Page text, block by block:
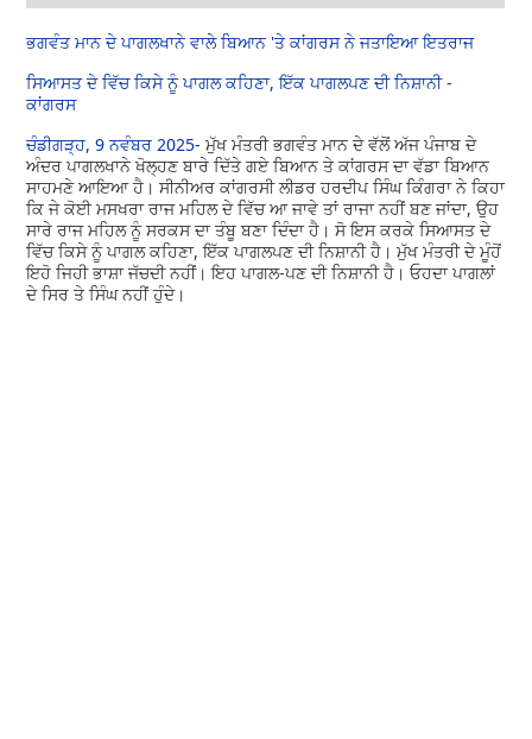
ਭਗਵੰਤ ਮਾਨ ਦੇ ਪਾਗਲਖਾਨੇ ਵਾਲੇ ਬਿਆਨ 'ਤੇ ਕਾਂਗਰਸ ਨੇ ਜਤਾਇਆ ਇਤਰਾਜ
ਸਿਆਸਤ ਦੇ ਵਿੱਚ ਕਿਸੇ ਨੂੰ ਪਾਗਲ ਕਹਿਣਾ, ਇੱਕ ਪਾਗਲਪਣ ਦੀ ਨਿਸ਼ਾਨੀ -
ਕਾਂਗਰਸ
ਚੰਡੀਗੜ੍ਹ, 9 ਨਵੰਬਰ 2025-ਮੁੱਖ ਮੰਤਰੀ ਭਗਵੰਤ ਮਾਨ ਦੇ ਵੱਲੋਂ ਅੱਜ ਪੰਜਾਬ ਦੇ
ਅੰਦਰ ਪਾਗਲਖਾਨੇ ਖੋਲ੍ਹਣ ਬਾਰੇ ਦਿੱਤੇ ਗਏ ਬਿਆਨ ਤੇ ਕਾਂਗਰਸ ਦਾ ਵੱਡਾ ਬਿਆਨ
ਸਾਹਮਣੇ ਆਇਆ ਹੈ। ਸੀਨੀਅਰ ਕਾਂਗਰਸੀ ਲੀਡਰ ਹਰਦੀਪ ਸਿੰਘ ਕਿੰਗਰਾ ਨੇ ਕਿਹਾ
ਕਿ ਜੇ ਕੋਈ ਮਸਖਰਾ ਰਾਜ ਮਹਿਲ ਦੇ ਵਿੱਚ ਆ ਜਾਵੇ ਤਾਂ ਰਾਜਾ ਨਹੀਂ ਬਣ ਜਾਂਦਾ, ਉਹ
ਸਾਰੇ ਰਾਜ ਮਹਿਲ ਨੂੰ ਸਰਕਸ ਦਾ ਤੰਬੂ ਬਣਾ ਦਿੰਦਾ ਹੈ। ਸੋ ਇਸ ਕਰਕੇ ਸਿਆਸਤ ਦੇ
ਵਿੱਚ ਕਿਸੇ ਨੂੰ ਪਾਗਲ ਕਹਿਣਾ, ਇੱਕ ਪਾਗਲਪਣ ਦੀ ਨਿਸ਼ਾਨੀ ਹੈ। ਮੁੱਖ ਮੰਤਰੀ ਦੇ ਮੂੰਹੋਂ
ਇਹੋ ਜਿਹੀ ਭਾਸ਼ਾ ਜੱਚਦੀ ਨਹੀਂ। ਇਹ ਪਾਗਲ-ਪਣ ਦੀ ਨਿਸ਼ਾਨੀ ਹੈ। ਓਹਦਾ ਪਾਗਲਾਂ
ਦੇ ਸਿਰ ਤੇ ਸਿੰਘ ਨਹੀਂ ਹੁੰਦੇ।